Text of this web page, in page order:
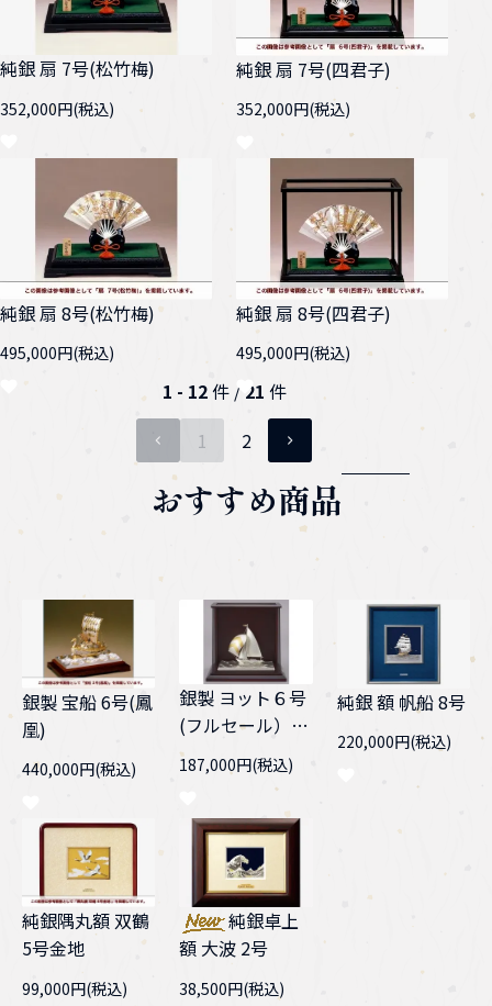
純銀 扇 7号(松竹梅)
352,000円(税込)
純銀 扇 7号(四君子)
352,000円(税込)
純銀 扇 8号(松竹梅)
495,000円(税込)
純銀 扇 8号(四君子)
495,000円(税込)
1 - 12件 / 21 件
1ページ目
2
おすすめ商品
銀製 宝船 6号(鳳
凰)
440,000円(税込)
銀製 ヨット６号
(フルセール）
スロープケース
187,000円(税込)
純銀 額 帆船 8号
220,000円(税込)
純銀隅丸額 双鶴
5号金地
99,000円(税込)
純銀卓上
額 大波 2号
38,500円(税込)